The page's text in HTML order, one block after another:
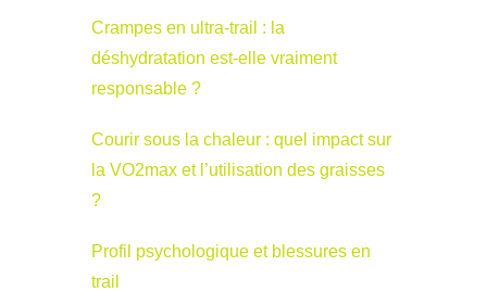
Crampes en ultra-trail : la
déshydratation est-elle vraiment
responsable ?
Courir sous la chaleur : quel impact sur
la VO2max et l’utilisation des graisses
?
Profil psychologique et blessures en
trail